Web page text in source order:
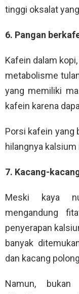
tinggi oksalat
6. Pangan
Kafein dalam
metabolisme
yang memiliki
kafein karena
Porsi kafein yang
hilangnya
7. Kacang-
Meski kaya
mengandung
penyerapan
banyak
dan kacang
Namun, bukan